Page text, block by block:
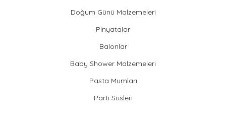
Doğum Günü Malzemeleri
Pinyatalar
Balonlar
Baby Shower Malzemeleri
Pasta Mumları
Parti Süsleri